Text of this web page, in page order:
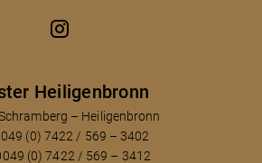
Heiligenbronn
– Heiligenbronn
(0) 7422 / 569 – 3402
(0) 7422 / 569 – 3412